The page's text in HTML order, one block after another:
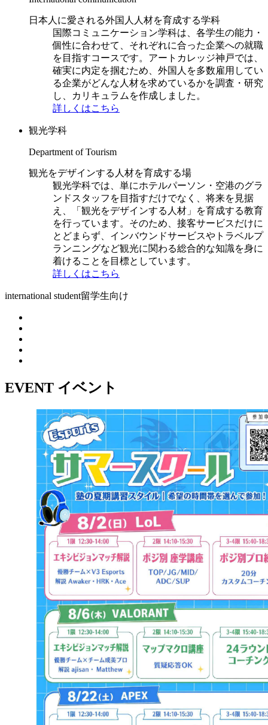
日本人に愛される外国人人材を育成する学科
国際コミュニケーション学科は、各学生の能力・
個性に合わせて、それぞれに合った企業への就職
を目指すコースです。アートカレッジ神戸では、
確実に内定を掴むため、外国人を多数雇用してい
る企業がどんな人材を求めているかを調査・研究
し、カリキュラムを作成しました。
詳しくはこちら
観光学科
Department of Tourism
観光をデザインする人材を育成する場
観光学科では、単にホテルパーソン・空港のグラ
ンドスタッフを目指すだけでなく、将来を見据
え、「観光をデザインする人材」を育成する教育
を行っています。そのため、接客サービスだけに
とどまらず、インバウンドサービスやトラベルプ
ランニングなど観光に関わる総合的な知識を身に
着けることを目標としています。
詳しくはこちら
international student留学生向け
EVENT イベント